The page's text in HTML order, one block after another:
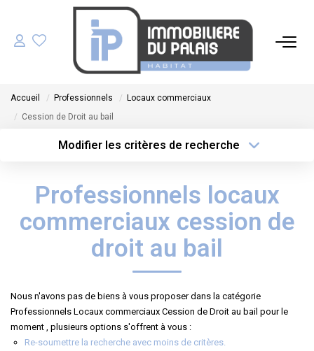
ACHETER
GÉRER
ESTIMER
NOS AGENCES
ALERTE
Accueil Professionnels
Locaux commerciaux
Cession de Droit au bail
Modifier les critères de recherche
Sélectionnez...
Type de bien
Surface min
Plus de critères
Professionnels locaux
commerciaux cession de
droit au bail
Nous n'avons pas de biens à vous proposer dans la catégorie
Professionnels Locaux commerciaux Cession de Droit au bail pour le
moment , plusieurs options s'offrent à vous :
Re-soumettre la recherche avec moins de critères.